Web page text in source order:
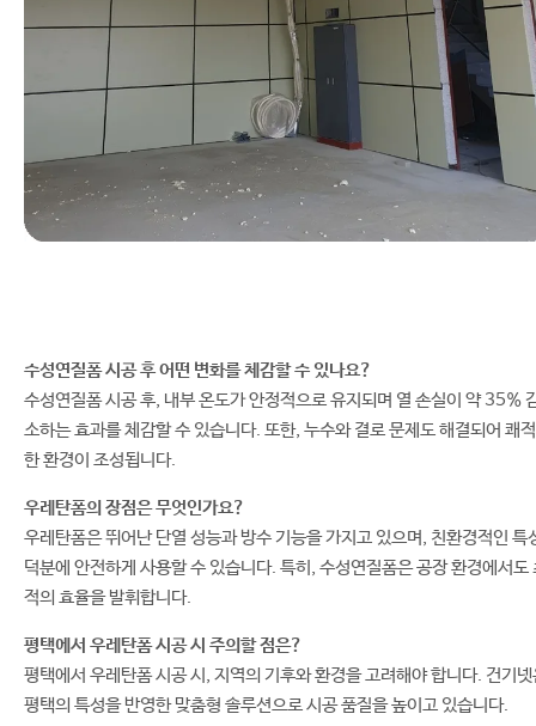
수성연질폼 시공 후 어떤 변화를 체감할 수 있나요?
수성연질폼 시공 후, 내부 온도가 안정적으로 유지되며 열 손실이 약 35%
소하는 효과를 체감할 수 있습니다. 또한, 누수와 결로 문제도 해결되어 쾌적
한 환경이 조성됩니다.
우레탄폼의 장점은 무엇인가요?
우레탄폼은 뛰어난 단열 성능과 방수 기능을 가지고 있으며, 친환경적인 특
덕분에 안전하게 사용할 수 있습니다. 특히, 수성연질폼은 공장 환경에서도
적의 효율을 발휘합니다.
평택에서 우레탄폼 시공 시 주의할 점은?
평택에서 우레탄폼 시공 시, 지역의 기후와 환경을 고려해야 합니다. 건기넷
평택의 특성을 반영한 맞춤형 솔루션으로 시공 품질을 높이고 있습니다.